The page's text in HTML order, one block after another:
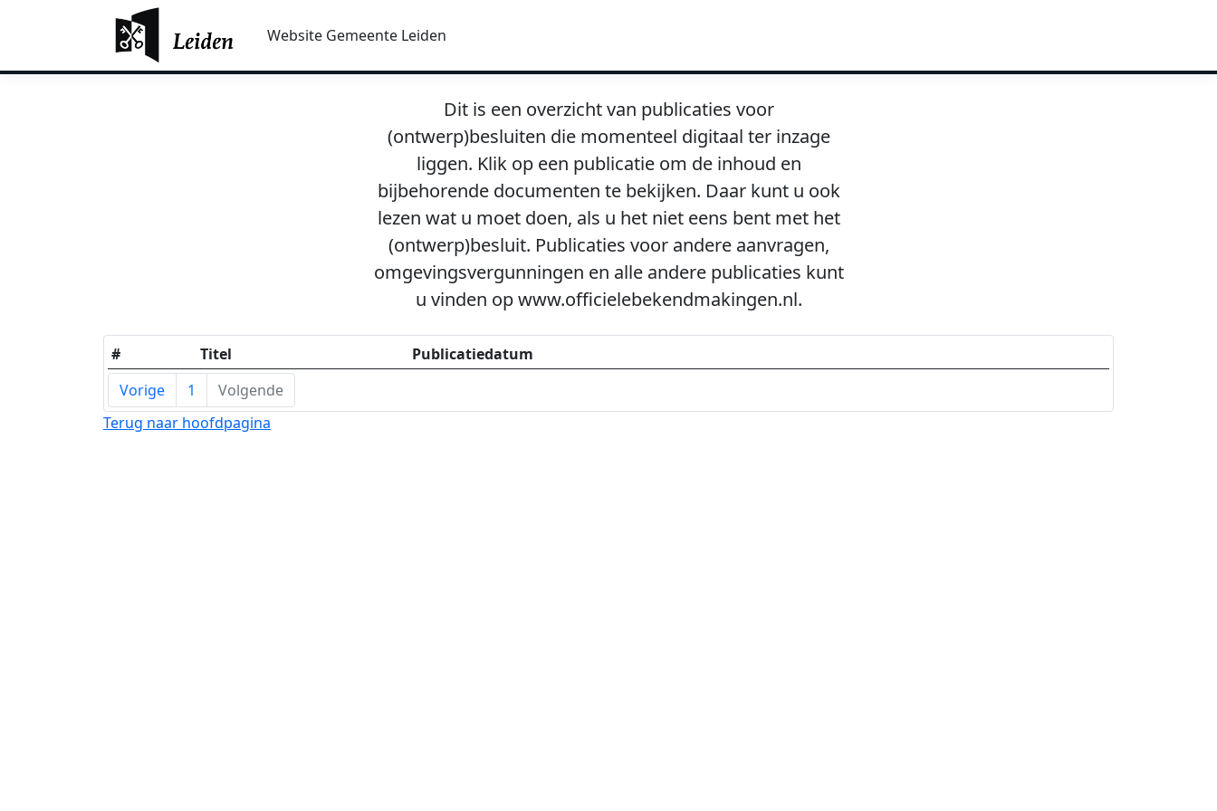
Website Gemeente Leiden
Dit is een overzicht van publicaties voor
(ontwerp)besluiten die momenteel digitaal ter inzage
liggen. Klik op een publicatie om de inhoud en
bijbehorende documenten te bekijken. Daar kunt u ook
lezen wat u moet doen, als u het niet eens bent met het
(ontwerp)besluit. Publicaties voor andere aanvragen,
omgevingsvergunningen en alle andere publicaties kunt
u vinden op www.officielebekendmakingen.nl.
# Titel
Publicatiedatum
Vorige
1
Volgende
Terug naar hoofdpagina